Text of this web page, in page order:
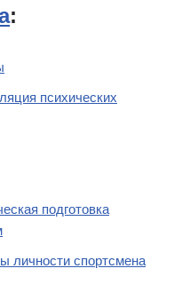
:
психических
подготовка
личности спортсмена